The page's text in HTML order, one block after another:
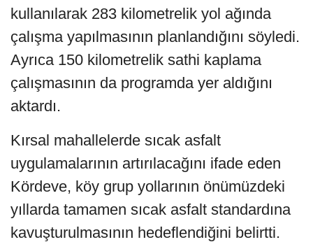
kullanılarak 283 kilometrelik yol ağında
çalışma yapılmasının planlandığını söyledi.
Ayrıca 150 kilometrelik sathi kaplama
çalışmasının da programda yer aldığını
aktardı.
Kırsal mahallelerde sıcak asfalt
uygulamalarının artırılacağını ifade eden
Kördeve, köy grup yollarının önümüzdeki
yıllarda tamamen sıcak asfalt standardına
kavuşturulmasının hedeflendiğini belirtti.